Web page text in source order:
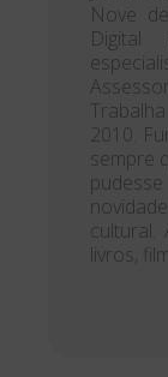
Nove
Digital
2010.
sempre
cultural.
livros,